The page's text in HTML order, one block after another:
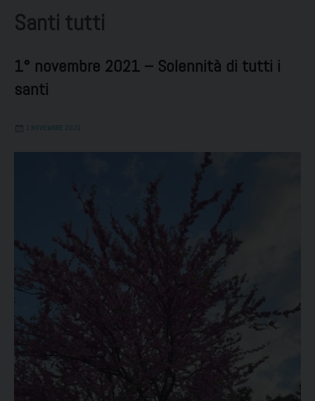
Santi tutti
1° novembre 2021 – Solennità di tutti i
santi
1 NOVEMBRE 2021